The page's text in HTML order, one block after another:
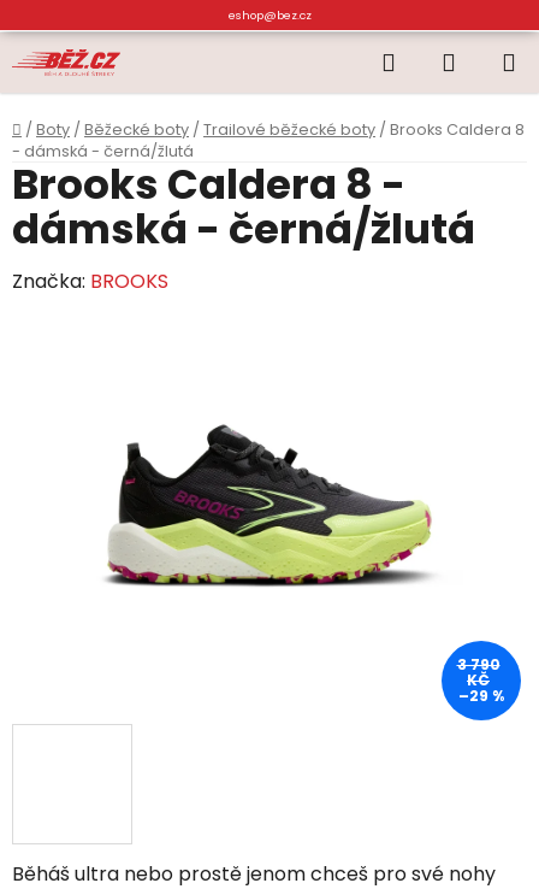
na
obsah
eshop@bez.cz
Hledat
KOŠÍK
Domů
/ Boty / Běžecké boty / Trailové běžecké boty / Brooks Caldera 8
- dámská - černá/žlutá
Běháš ultra nebo prostě jenom chceš pro své nohy
Brooks Caldera 8 -
dámská - černá/žlutá
Značka: BROOKS
3 790
KČ
–29 %